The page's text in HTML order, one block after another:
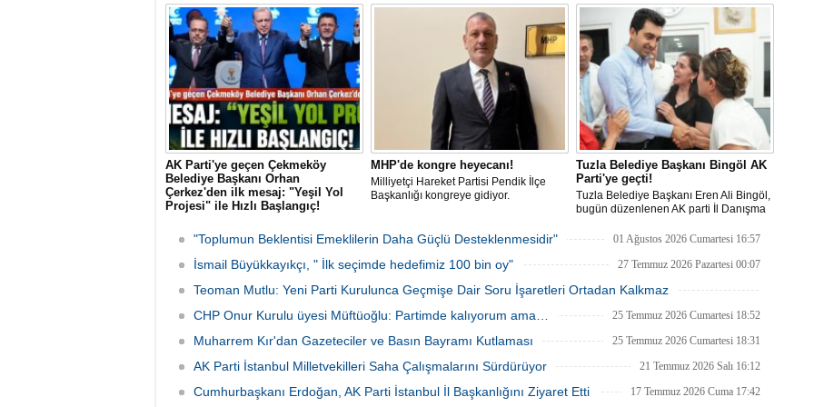
Eyüpoğlu'nun Zafer Partisi'ne katılması
heyecana sahne oldu.
AK Parti'ye geçen Çekmeköy
Belediye Başkanı Orhan
Çerkez'den ilk mesaj: "Yeşil Yol
Projesi" ile Hızlı Başlangıç!
Çekmeköy Belediye Başkanı Orhan
Çerkez, parti değişiminin ardından ilk
mesajını ilçeye yönelik projeyle verdi.
Çerkez, 105 bin metrekarelik "Yeşil Yol
Projesi"nin, yeni dönemde atılacak ilk
MHP'de kongre heyecanı!
Milliyetçi Hareket Partisi Pendik İlçe
Başkanlığı kongreye gidiyor.
Tuzla Belediye Başkanı Bingöl AK
Parti'ye geçti!
Tuzla Belediye Başkanı Eren Ali Bingöl,
bugün düzenlenen AK parti İl Danışma
Bingöl'e rozetini Cumhurbaşkanı Recep
Tayyip Erdoğan taktı.
"Toplumun Beklentisi Emeklilerin Daha Güçlü Desteklenmesidir" 01 Ağustos 2026 Cumartesi 16:57
İsmail Büyükkayıkçı, " İlk seçimde hedefimiz 100 bin oy" 27 Temmuz 2026 Pazartesi 00:07
Teoman Mutlu: Yeni Parti Kurulunca Geçmişe Dair Soru İşaretleri Ortadan Kalkmaz
26 Temmuz 2026 Pazar 23:43
CHP Onur Kurulu üyesi Müftüoğlu: Partimde kalıyorum ama… 25 Temmuz 2026 Cumartesi 18:52
Muharrem Kır'dan Gazeteciler ve Basın Bayramı Kutlaması 25 Temmuz 2026 Cumartesi 18:31
AK Parti İstanbul Milletvekilleri Saha Çalışmalarını Sürdürüyor 21 Temmuz 2026 Salı 16:12
Cumhurbaşkanı Erdoğan, AK Parti İstanbul İl Başkanlığını Ziyaret Etti 17 Temmuz 2026 Cuma 17:42